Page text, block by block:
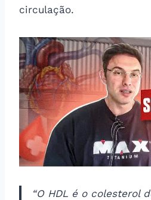
circulação.
“O HDL é o colesterol